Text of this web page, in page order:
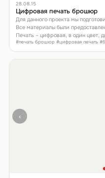
28.08.15
Цифровая печать брошюр
Для данного проекта мы
Все материалы были
Печать – цифровая, в один цвет,
скреплены между собой
информацию о стоимости
странице.
#печать брошюр #цифровая печать
‹